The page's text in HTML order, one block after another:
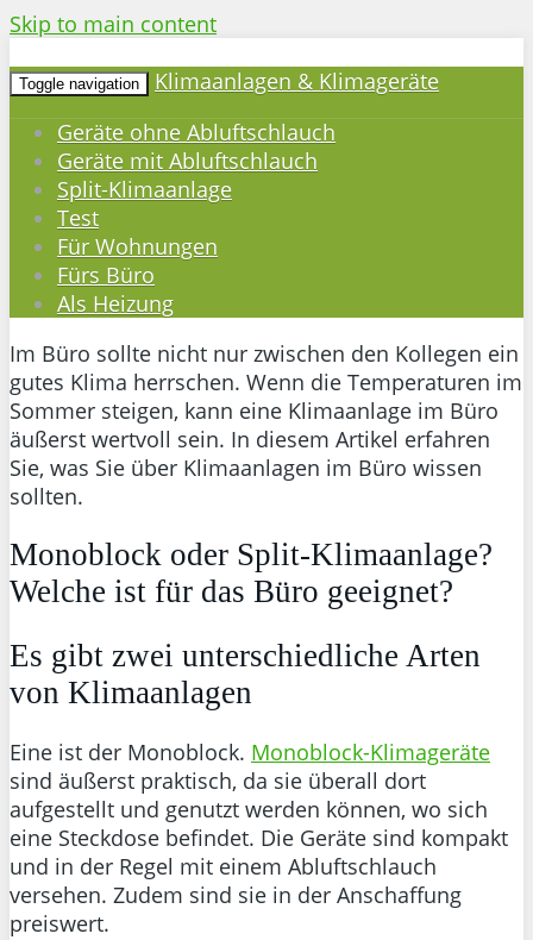
Skip to main content
Toggle navigation
Klimaanlagen & Klimageräte
Geräte ohne Abluftschlauch
Geräte mit Abluftschlauch
Split-Klimaanlage
Test
Für Wohnungen
Fürs Büro
Als Heizung
Im Büro sollte nicht nur zwischen den Kollegen ein
gutes Klima herrschen. Wenn die Temperaturen im
Sommer steigen, kann eine Klimaanlage im Büro
äußerst wertvoll sein. In diesem Artikel erfahren
Sie, was Sie über Klimaanlagen im Büro wissen
sollten.
Monoblock oder Split-Klimaanlage?
Welche ist für das Büro geeignet?
Es gibt zwei unterschiedliche Arten
von Klimaanlagen
Eine ist der Monoblock. Monoblock-Klimageräte
sind äußerst praktisch, da sie überall dort
aufgestellt und genutzt werden können, wo sich
eine Steckdose befindet. Die Geräte sind kompakt
und in der Regel mit einem Abluftschlauch
versehen. Zudem sind sie in der Anschaffung
preiswert.